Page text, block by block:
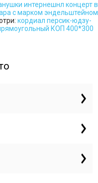
интернешнл концерт в
с марком эндельштейном
кордиал персик-юдзу-
КОП 400*300